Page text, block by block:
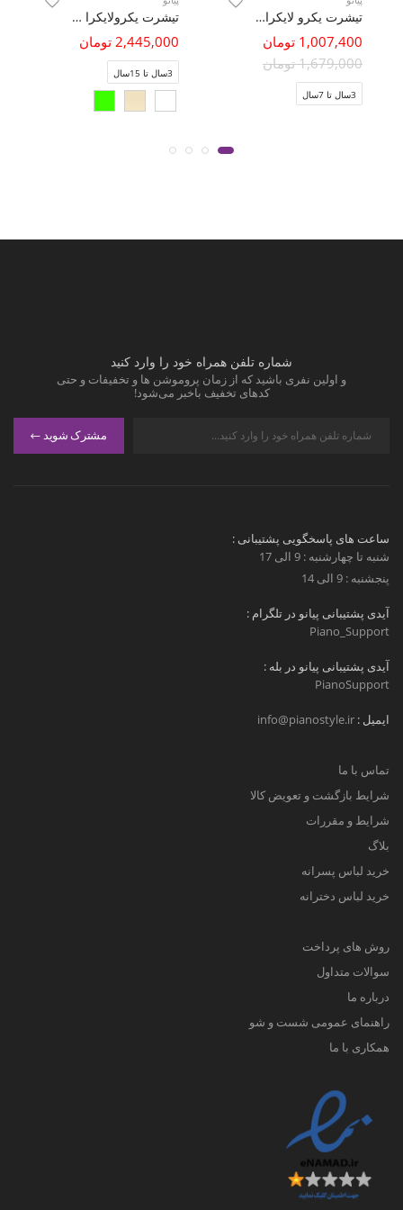
تیشرت یکرو لایکرا بیسیک
1,007,400 تومان
1,679,000 تومان
3سال تا 7سال
تیشرت یکرولایکرا تمام چاپ (ست با کد 11476)
2,445,000 تومان
3سال تا 15سال
شماره تلفن همراه خود را وارد کنید
و اولین نفری باشید که از زمان پروموشن ها و تخفیفات و حتی
کدهای تخفیف باخبر می‌شود!
مشترک شوید
ساعت های پاسخگویی پشتیبانی :
شنبه تا چهارشنبه : 9 الی 17
پنجشنبه : 9 الی 14
آیدی پشتیبانی پیانو در تلگرام :
Piano_Support
آیدی پشتیبانی پیانو در بله :
PianoSupport
ایمیل : info@pianostyle.ir
تماس با ما
شرایط بازگشت و تعویض کالا
شرایط و مقررات
بلاگ
خرید لباس پسرانه
خرید لباس دخترانه
روش های پرداخت
سوالات متداول
درباره ما
راهنمای عمومی شست و شو
همکاری با ما